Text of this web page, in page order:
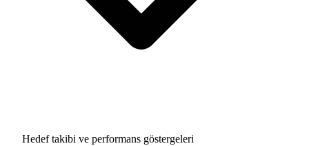
Hedef takibi ve performans göstergeleri